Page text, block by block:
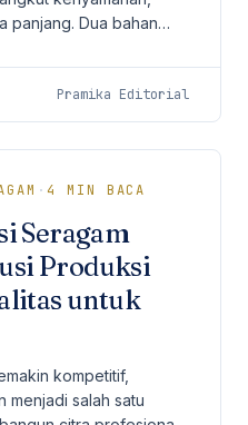
panjang. Dua bahan
Pramika Editorial
·4 MIN BACA
Seragam
Produksi
untuk
kompetitif,
menjadi salah satu